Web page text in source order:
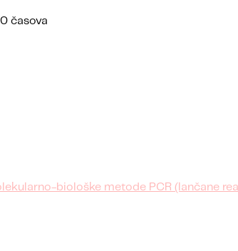
časova
biološke metode PCR (lančane